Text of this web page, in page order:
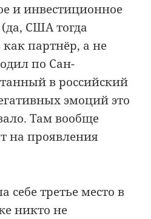
и инвестиционное
(да, США тогда
партнёр, а не
по Сан-
в российский
эмоций это
Там вообще
на проявления
себе третье место в
никто не